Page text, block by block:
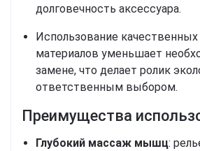
долговечность аксессуара.
Использование
материалов уменьшает
замене, что делает ролик
ответственным выбором.
Преимущества
Глубокий массаж мышц: